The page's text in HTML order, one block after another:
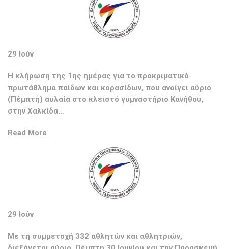
29 Ιούν
Η κλήρωση της 1ης ημέρας για το προκριματικό
πρωτάθλημα παίδων και κορασίδων, που ανοίγει αύριο
(Πέμπτη) αυλαία στο κλειστό γυμναστήριο Κανήθου,
στην Χαλκίδα…
Read More
29 Ιούν
Με τη συμμετοχή 332 αθλητών και αθλητριών,